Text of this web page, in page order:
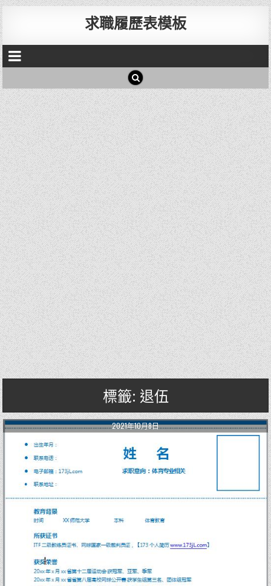
求職履歷表模板
標籤: 退伍
2021年10月8日